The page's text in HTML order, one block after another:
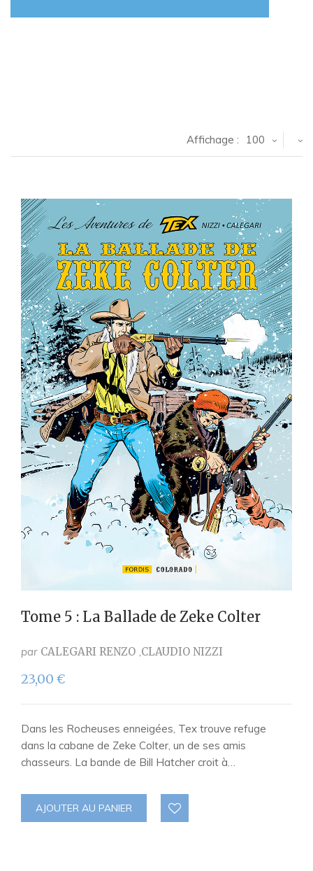
Affichage : 100
Tome 5 : La Ballade de Zeke Colter
par CALEGARI RENZO CLAUDIO NIZZI
23,00 €
Dans les Rocheuses enneigées, Tex trouve refuge
dans la cabane de Zeke Colter, un de ses amis
chasseurs. La bande de Bill Hatcher croit à…
AJOUTER AU PANIER